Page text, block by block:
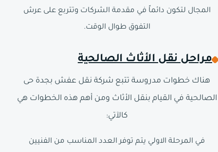
المجال لتكون دائماً في مقدمة الشركات وتتربع على عرش
التفوق طوال الوقت.
مراحل نقل الأثاث الصالحية
هناك خطوات مدروسة تتبع شركة نقل عفش بجدة حى
الصالحية في القيام بنقل الأثاث ومن أهم هذه الخطوات هي
كالآتي:
في المرحلة الاولي يتم توفر العدد المناسب من الفنيين